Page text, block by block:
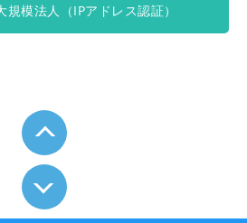
模法人（IPアドレス認証）